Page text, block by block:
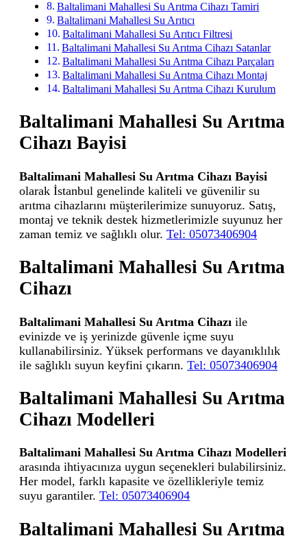
Baltalimani Mahallesi Su Arıtma Cihazı Tamiri
Baltalimani Mahallesi Su Arıtıcı
Baltalimani Mahallesi Su Arıtıcı Filtresi
Baltalimani Mahallesi Su Arıtma Cihazı Satanlar
Baltalimani Mahallesi Su Arıtma Cihazı Parçaları
Baltalimani Mahallesi Su Arıtma Cihazı Montaj
Baltalimani Mahallesi Su Arıtma Cihazı Kurulum
Baltalimani Mahallesi Su Arıtma
Cihazı Bayisi
Baltalimani Mahallesi Su Arıtma Cihazı Bayisi
olarak İstanbul genelinde kaliteli ve güvenilir su
arıtma cihazlarını müşterilerimize sunuyoruz. Satış,
montaj ve teknik destek hizmetlerimizle suyunuz her
zaman temiz ve sağlıklı olur. Tel: 05073406904
Baltalimani Mahallesi Su Arıtma
Cihazı
Baltalimani Mahallesi Su Arıtma Cihazı ile
evinizde ve iş yerinizde güvenle içme suyu
kullanabilirsiniz. Yüksek performans ve dayanıklılık
ile sağlıklı suyun keyfini çıkarın. Tel: 05073406904
Baltalimani Mahallesi Su Arıtma
Cihazı Modelleri
Baltalimani Mahallesi Su Arıtma Cihazı Modelleri
arasında ihtiyacınıza uygun seçenekleri bulabilirsiniz.
Her model, farklı kapasite ve özellikleriyle temiz
suyu garantiler. Tel: 05073406904
Baltalimani Mahallesi Su Arıtma